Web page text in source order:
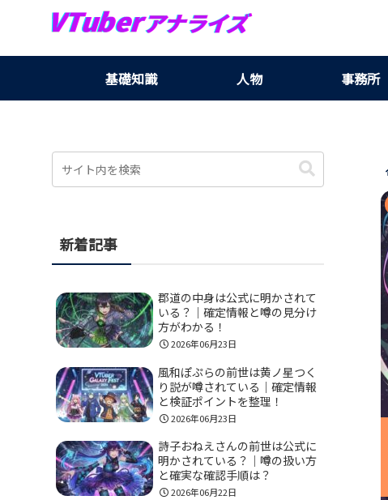
基礎知識 人物 事務所
新着記事
郡道の中身は公式に明かされて
いる？｜確定情報と噂の見分け
方がわかる！
2026年06月23日
風和ぽぷらの前世は黄ノ星つく
り説が噂されている｜確定情報
と検証ポイントを整理！
2026年06月23日
詩子おねえさんの前世は公式に
明かされている？｜噂の扱い方
と確実な確認手順は？
2026年06月22日